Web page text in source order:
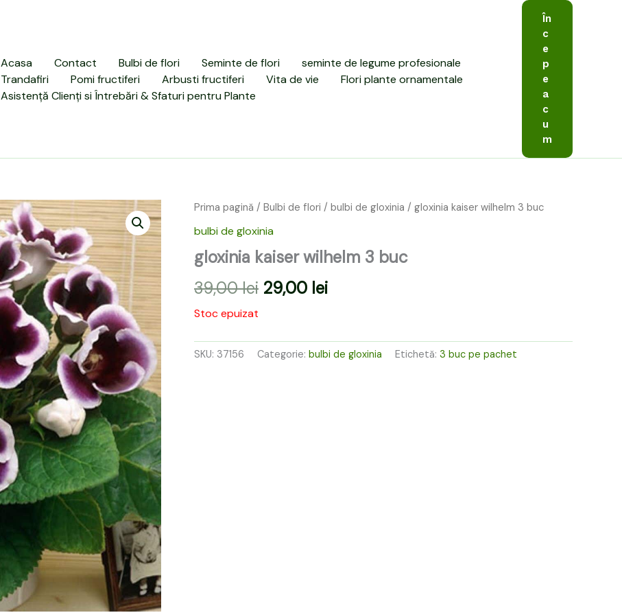
Acasa Contact Bulbi de flori Seminte de flori
seminte de legume profesionale
Trandafiri
Pomi fructiferi Arbusti fructiferi Vita de vie
Flori plante ornamentale
Asistență Clienți si Întrebări & Sfaturi pentru Plante
În
c
e
p
e
a
c
u
m
Prima pagină / Bulbi de flori / bulbi de gloxinia / gloxinia kaiser wilhelm 3 buc
bulbi de gloxinia
gloxinia kaiser wilhelm 3 buc
39,00lei
Prețul
inițial
a
fost:
29,00 lei
Prețul
este:
29,00 lei.
Stoc epuizat
SKU: 37156 Categorie: bulbi de gloxinia Etichetă: 3 buc pe pachet